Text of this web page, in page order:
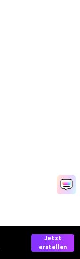
Jetzt
erstellen